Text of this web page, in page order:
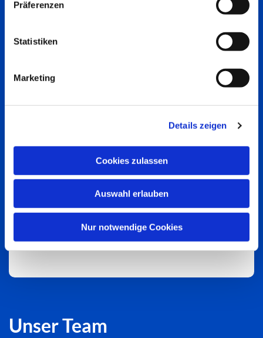
Präferenzen
Statistiken
Marketing
Details zeigen
Cookies zulassen
Auswahl erlauben
Nur notwendige Cookies
Unser Team